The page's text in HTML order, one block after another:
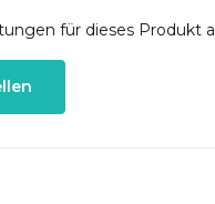
für dieses Produkt